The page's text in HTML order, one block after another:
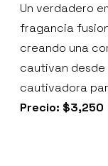
Un verdadero
fragancia
creando una
cautivan desde
cautivadora
Precio: $3,250